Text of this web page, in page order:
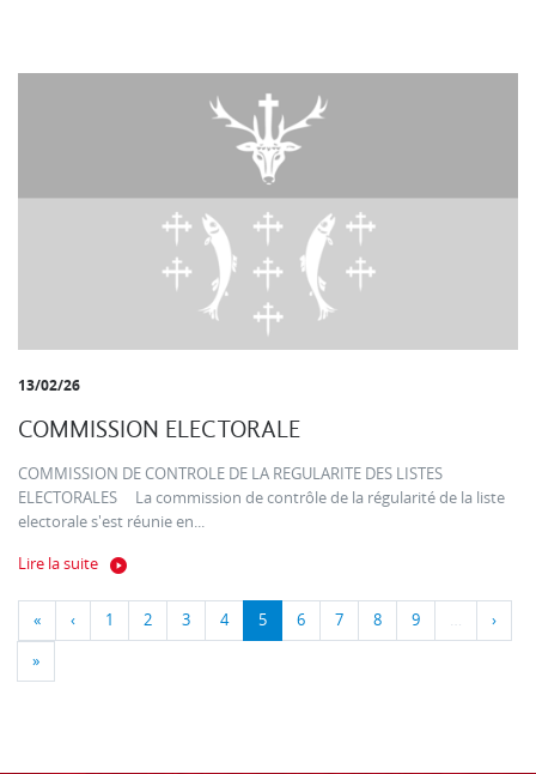
13/02/26
COMMISSION ELECTORALE
COMMISSION DE CONTROLE DE LA REGULARITE DES LISTES
ELECTORALES La commission de contrôle de la régularité de la liste
electorale s'est réunie en...
Lire la suite
« ‹ 1 2 3 4 5 6 7 8 9 … ›
»